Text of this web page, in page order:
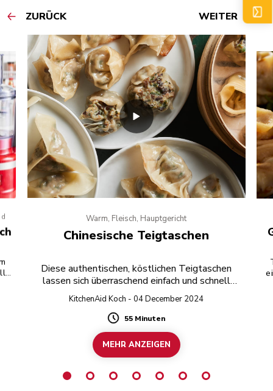
ZURÜCK WEITER
Warm, Fleisch, Hauptgericht
Chinesische Teigtaschen
Diese authentischen, köstlichen Teigtaschen
lassen sich überraschend einfach und schnell
zubereiten. Wenn Sie die Füllung mit dem
Fleischwolf zubereiten und gekauften Teig
verwenden, haben Sie im Handumdrehen
hausgemachte Teigtaschen.
KitchenAid Koch - 04 December 2024
Duration
55 Minuten
MEHR ANZEIGEN